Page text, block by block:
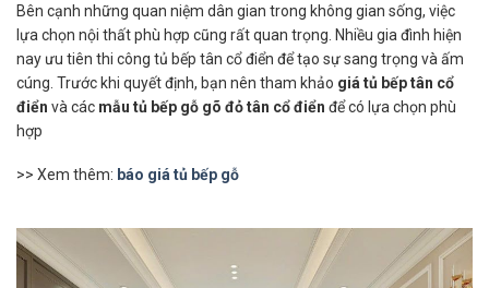
Bên cạnh những quan niệm dân gian trong không gian sống, việc
lựa chọn nội thất phù hợp cũng rất quan trọng. Nhiều gia đình hiện
nay ưu tiên thi công tủ bếp tân cổ điển để tạo sự sang trọng và ấm
cúng. Trước khi quyết định, bạn nên tham khảo giá tủ bếp tân cổ
điển và các mẫu tủ bếp gỗ gõ đỏ tân cổ điển để có lựa chọn phù
hợp
>> Xem thêm: báo giá tủ bếp gỗ